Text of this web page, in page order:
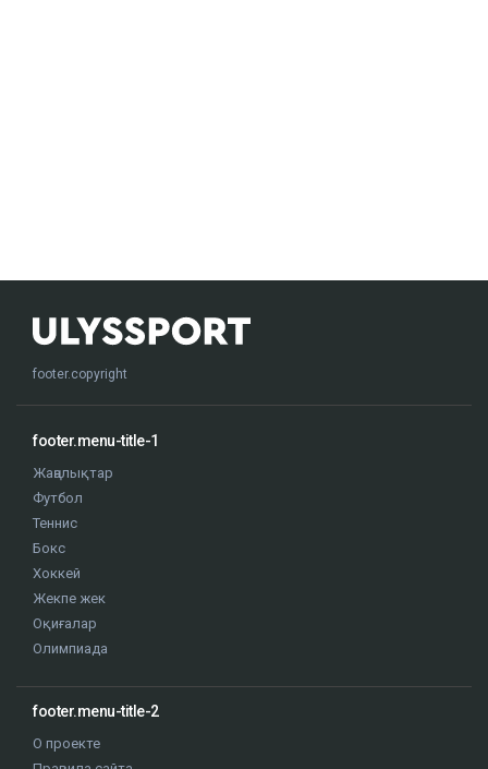
footer.copyright
footer.menu-title-1
Жаңалықтар
Футбол
Теннис
Бокс
Хоккей
Жекпе жек
Оқиғалар
Олимпиада
footer.menu-title-2
О проекте